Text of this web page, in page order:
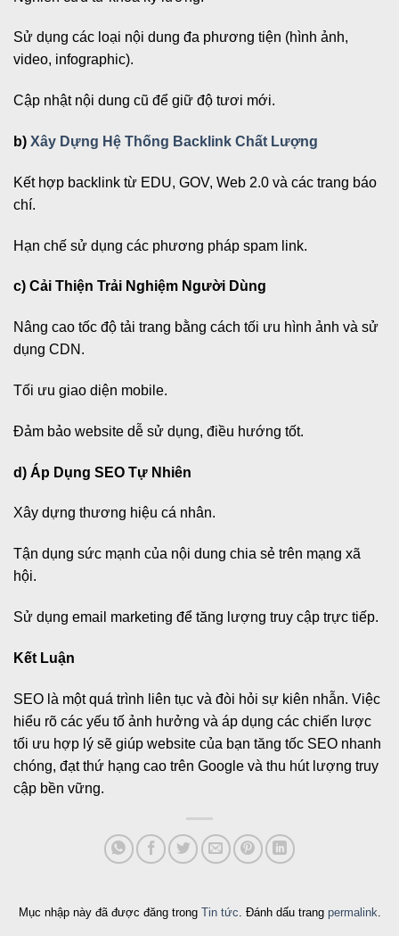
Sử dụng các loại nội dung đa phương tiện (hình ảnh,
video, infographic).
Cập nhật nội dung cũ để giữ độ tươi mới.
b) Xây Dựng Hệ Thống Backlink Chất Lượng
Kết hợp backlink từ EDU, GOV, Web 2.0 và các trang báo
chí.
Hạn chế sử dụng các phương pháp spam link.
c) Cải Thiện Trải Nghiệm Người Dùng
Nâng cao tốc độ tải trang bằng cách tối ưu hình ảnh và sử
dụng CDN.
Tối ưu giao diện mobile.
Đảm bảo website dễ sử dụng, điều hướng tốt.
d) Áp Dụng SEO Tự Nhiên
Xây dựng thương hiệu cá nhân.
Tận dụng sức mạnh của nội dung chia sẻ trên mạng xã
hội.
Sử dụng email marketing để tăng lượng truy cập trực tiếp.
Kết Luận
SEO là một quá trình liên tục và đòi hỏi sự kiên nhẫn. Việc
hiểu rõ các yếu tố ảnh hưởng và áp dụng các chiến lược
tối ưu hợp lý sẽ giúp website của bạn tăng tốc SEO nhanh
chóng, đạt thứ hạng cao trên Google và thu hút lượng truy
cập bền vững.
Mục nhập này đã được đăng trong Tin tức . Đánh dấu trang permalink